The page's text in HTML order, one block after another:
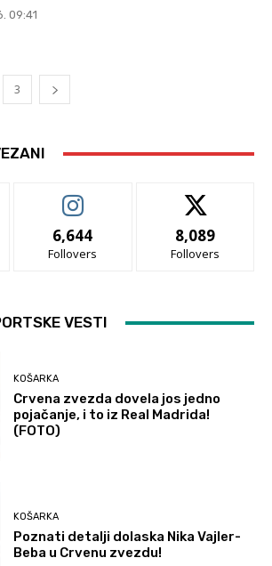
09:41
3
6,644
Follovers
8,089
Follovers
VESTI
KOŠARKA
Crvena zvezda dovela jos jedno
pojačanje, i to iz Real Madrida!
(FOTO)
KOŠARKA
Poznati detalji dolaska Nika Vajler-
Beba u Crvenu zvezdu!